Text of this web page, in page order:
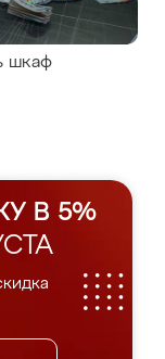
шкаф
В 5%